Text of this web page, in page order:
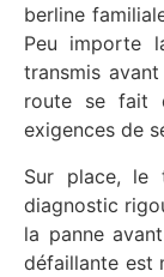
berline
Peu importe
transmis
route se fait
exigences de
Sur place, le
diagnostic
la panne
défaillante est